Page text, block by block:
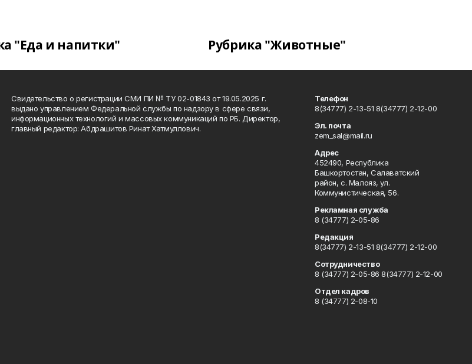
"Еда и напитки" Рубрика "Животные"
Свидетельство о регистрации СМИ ПИ № ТУ 02-01843 от 19.05.2025 г.
выдано управлением Федеральной службы по надзору в сфере связи,
информационных технологий и массовых коммуникаций по РБ. Директор,
главный редактор: Абдрашитов Ринат Хатмуллович.
Телефон
8(34777) 2-13-51 8(34777) 2-12-00
Эл. почта
zem_sal@mail.ru
Адрес
452490, Республика
Башкортостан, Салаватский
район, с. Малояз, ул.
Коммунистическая, 56.
Рекламная служба
8 (34777) 2-05-86
Редакция
8(34777) 2-13-51 8(34777) 2-12-00
Сотрудничество
8 (34777) 2-05-86 8(34777) 2-12-00
Отдел кадров
8 (34777) 2-08-10